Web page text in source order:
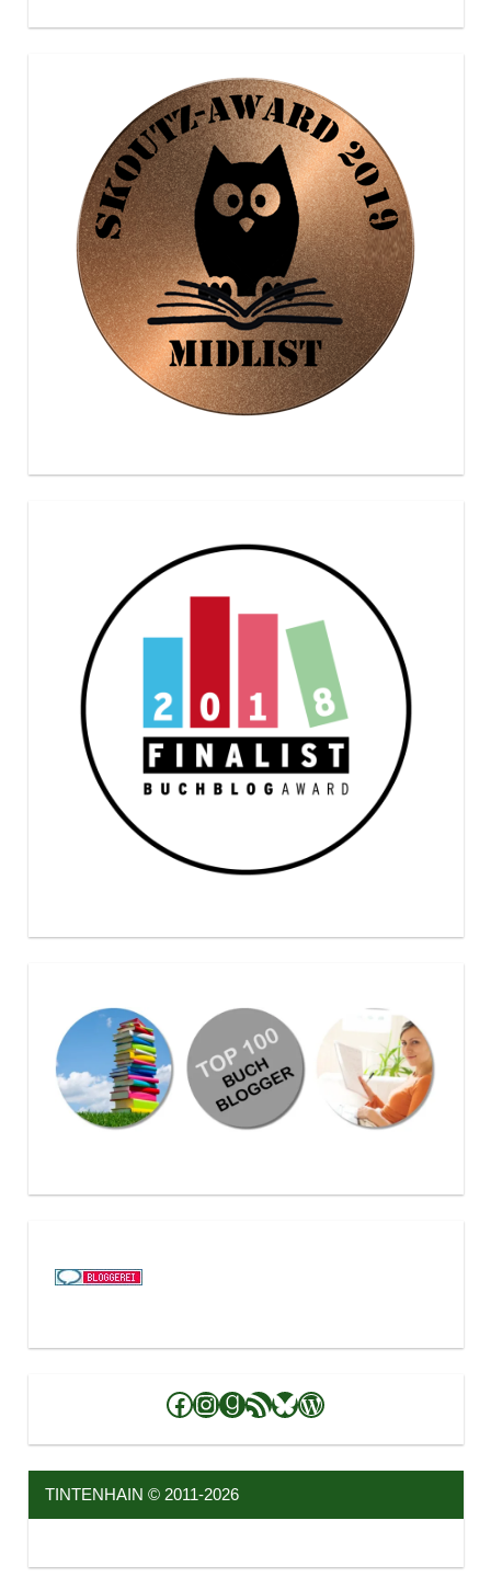
Facebook
Instagram
Goodreads
RSS-Feed
Bluesky
WordPress
TINTENHAIN © 2011-2026